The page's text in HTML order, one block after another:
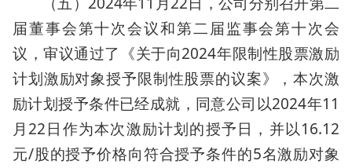
届董事会第十次会议和第二届监事会第十次会
议，审议通过了《关于向2024年限制性股票激励
计划激励对象授予限制性股票的议案》，本次激
励计划授予条件已经成就，同意公司以2024年11
月22日作为本次激励计划的授予日，并以16.12
元/股的授予价格向符合授予条件的5名激励对象